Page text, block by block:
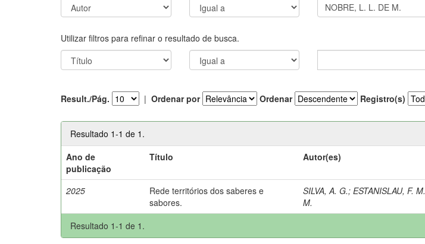
Utilizar filtros para refinar o resultado de busca.
Result./Pág. | Ordenar por Ordenar Registro(s)
Resultado 1-1 de 1.
Ano de
publicação
Título Autor(es)
2025
Rede territórios dos saberes e
sabores.
SILVA, A. G.;ESTANISLAU, F. M.
M.
Resultado 1-1 de 1.